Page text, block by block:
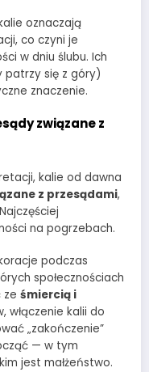
oznaczają
co czyni je
w dniu ślubu. Ich
patrzy się z góry)
znaczenie.
związane z
kalie od dawna
z przesądami,
na pogrzebach.
podczas
społecznościach
ze śmiercią i
włączenie kalii do
„zakończenie”
— w tym
jest małżeństwo.